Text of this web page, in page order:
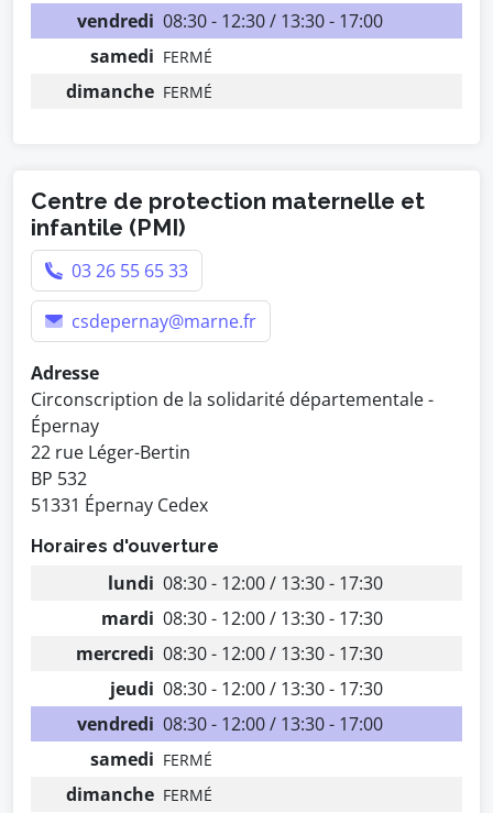
vendredi 08:30 - 12:30 / 13:30 - 17:00
samedi FERMÉ
dimanche FERMÉ
Centre de protection maternelle et
infantile (PMI)
03 26 55 65 33
csdepernay@marne.fr
Adresse
Circonscription de la solidarité départementale -
Épernay
22 rue Léger-Bertin
BP 532
51331 Épernay Cedex
Horaires d'ouverture
lundi 08:30 - 12:00 / 13:30 - 17:30
mardi 08:30 - 12:00 / 13:30 - 17:30
mercredi 08:30 - 12:00 / 13:30 - 17:30
jeudi 08:30 - 12:00 / 13:30 - 17:30
vendredi 08:30 - 12:00 / 13:30 - 17:00
samedi FERMÉ
dimanche FERMÉ